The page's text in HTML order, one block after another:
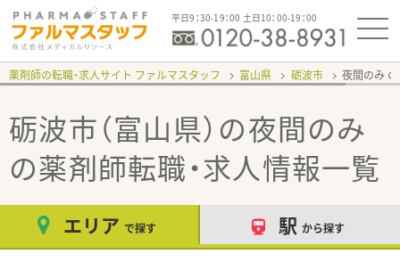
平日9：30-19：00 土日10：00-19：00
薬剤師の転職・求人サイト ファルマスタッフ 富山県 砺波市 夜間のみ
砺波市（富山県）の夜間のみ
の薬剤師転職・求人情報一覧
エリア で探す 駅 から探す